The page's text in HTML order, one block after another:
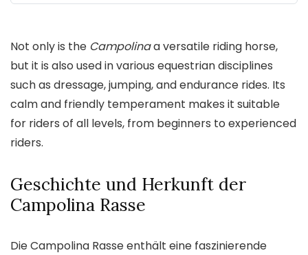
Not only is the Campolinaa versatile riding horse,
but it is also used in various equestrian disciplines
such as dressage, jumping, and endurance rides. Its
calm and friendly temperament makes it suitable
for riders of all levels, from beginners to experienced
riders.
Geschichte und Herkunft der
Campolina Rasse
Die Campolina Rasse enthält eine faszinierende